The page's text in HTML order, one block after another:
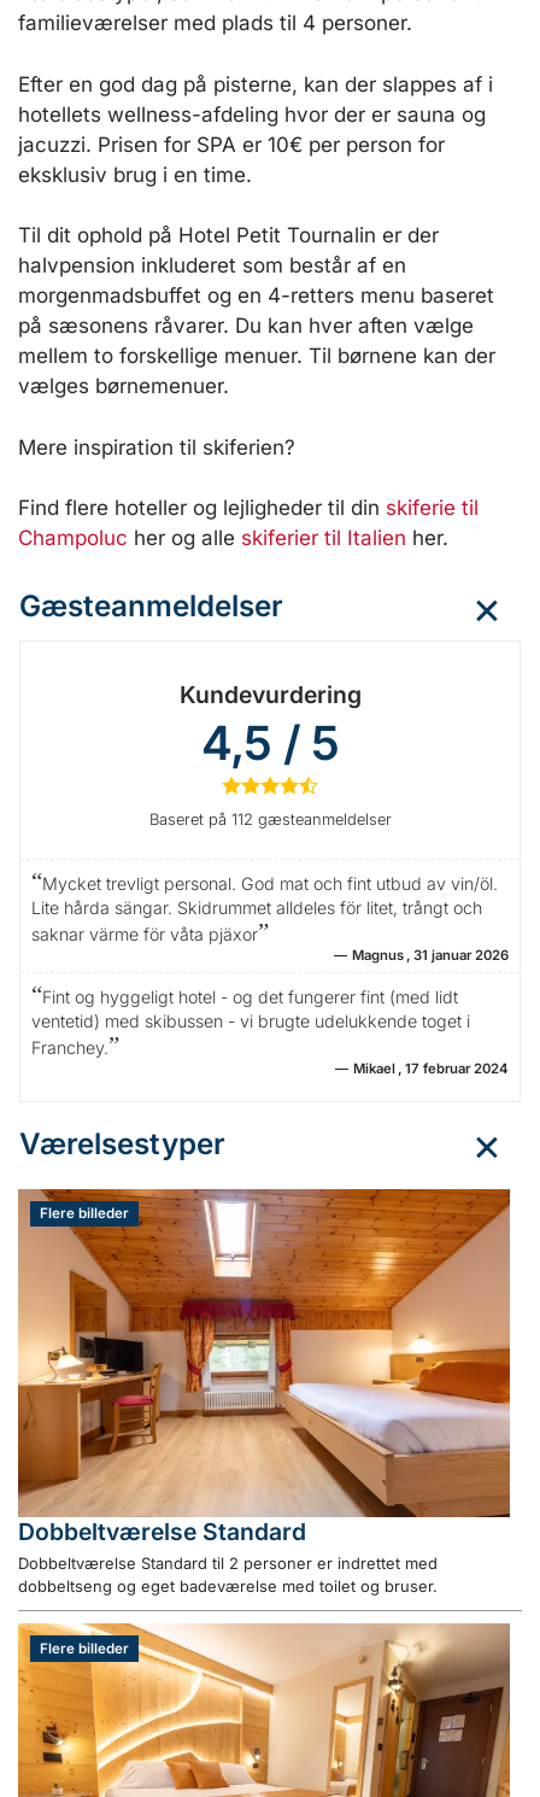
familieværelser med plads til 4 personer.
Efter en god dag på pisterne, kan der slappes af i
hotellets wellness-afdeling hvor der er sauna og
jacuzzi. Prisen for SPA er 10€ per person for
eksklusiv brug i en time.
Til dit ophold på Hotel Petit Tournalin er der
halvpension inkluderet som består af en
morgenmadsbuffet og en 4-retters menu baseret
på sæsonens råvarer. Du kan hver aften vælge
mellem to forskellige menuer. Til børnene kan der
vælges børnemenuer.
Mere inspiration til skiferien?
Find flere hoteller og lejligheder til din skiferie til
Champoluc her og alle skiferier til Italien her.
Gæsteanmeldelser
Kundevurdering
4,5 / 5
★★★★
Baseret på 112 gæsteanmeldelser
Mycket trevligt personal. God mat och fint utbud av vin/öl.
Lite hårda sängar. Skidrummet alldeles för litet, trångt och
saknar värme för våta pjäxor
Magnus 31 januar 2026
Fint og hyggeligt hotel - og det fungerer fint (med lidt
ventetid) med skibussen - vi brugte udelukkende toget i
Franchey.
Mikael 17 februar 2024
Værelsestyper
Flere billeder
Dobbeltværelse Standard
Dobbeltværelse Standard til 2 personer er indrettet med
dobbeltseng og eget badeværelse med toilet og bruser.
Flere billeder